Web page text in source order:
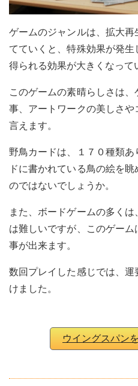
ゲームのジャンルは、拡大
てていくと、特殊効果が発
得られる効果が大きくなって
このゲームの素晴らしさは
事、アートワークの美しさ
言えます。
野鳥カードは、１７０種類
ドに書かれている鳥の絵を
のではないでしょうか。
また、ボードゲームの多く
は難しいですが、このゲー
事が出来ます。
数回プレイした感じでは、
けました。
ウイングスパン